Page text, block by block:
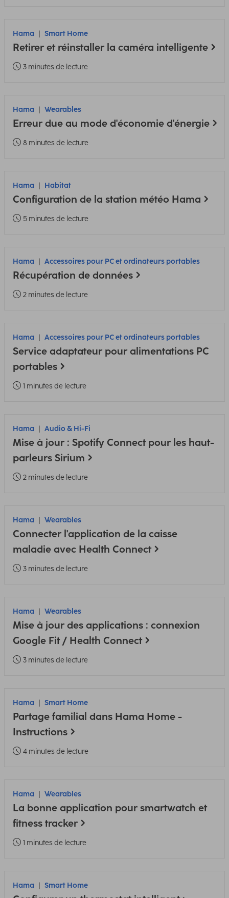
Hama Smart Home
Retirer et réinstaller la caméra intelligente
3 minutes de lecture
Hama Wearables
Erreur due au mode d'économie d'énergie
8 minutes de lecture
Hama Habitat
Configuration de la station météo Hama
5 minutes de lecture
Hama Accessoires pour PC et ordinateurs portables
Récupération de données
2 minutes de lecture
Hama Accessoires pour PC et ordinateurs portables
Service adaptateur pour alimentations PC
portables
1 minutes de lecture
Hama Audio & Hi-Fi
Mise à jour : Spotify Connect pour les haut-
parleurs Sirium
2 minutes de lecture
Hama Wearables
Connecter l'application de la caisse
maladie avec Health Connect
3 minutes de lecture
Hama Wearables
Mise à jour des applications : connexion
Google Fit / Health Connect
3 minutes de lecture
Hama Smart Home
Partage familial dans Hama Home -
Instructions
4 minutes de lecture
Hama Wearables
La bonne application pour smartwatch et
fitness tracker
1 minutes de lecture
Hama Smart Home